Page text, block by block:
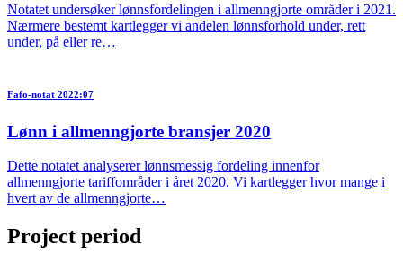
Notatet undersøker lønnsfordelingen i allmenngjorte områder i 2021.
Nærmere bestemt kartlegger vi andelen lønnsforhold under, rett
under, på eller re…
Fafo-notat 2022:07
Lønn i allmenngjorte bransjer 2020
Dette notatet analyserer lønnsmessig fordeling innenfor
allmenngjorte tariffområder i året 2020. Vi kartlegger hvor mange i
hvert av de allmenngjorte…
Project period